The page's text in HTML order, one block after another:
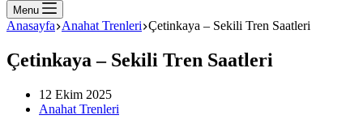
Menu
Anasayfa Anahat Trenleri Çetinkaya – Sekili Tren Saatleri
Çetinkaya – Sekili Tren Saatleri
12 Ekim 2025
Anahat Trenleri